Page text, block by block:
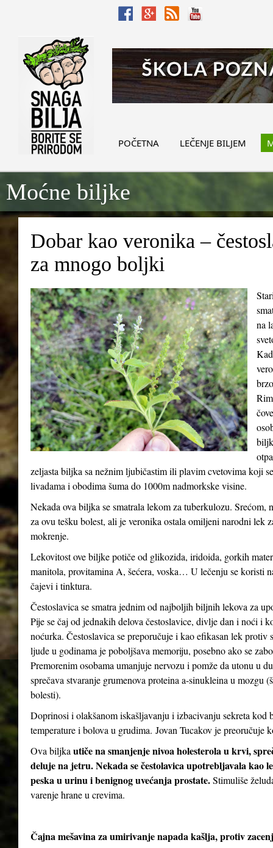
POČETNA LEČENJE BILJEM
Moćne biljke
Dobar kao veronika –
za mnogo boljki
na
zeljasta biljka sa nežnim ljubičastim ili plavim cvetovima koji
livadama i obodima šuma do 1000m nadmorkske visine.
Nekada ova biljka se smatrala lekom za tuberkulozu.
za ovu tešku bolest, ali je veronika ostala omiljeni narodni lek
mokrenje.
Lekovitost ove biljke potiče od glikozida, iridoida, gorkih
manitola, provitamina A, šećera, voska… U lečenju se koristi
čajevi i tinktura.
Čestoslavica se smatra jednim od najboljih biljnih lekova za
Pije se čaj od jednakih delova čestoslavice, divlje dan i noći i
noćurka. Čestoslavica se preporučuje i kao efikasan lek
ljude u godinama je poboljšava memoriju, posebno ako se
Premorenim osobama umanjuje nervozu i pomže da utonu u
sprečava stvaranje grumenova proteina a-sinukleina u mozgu
bolesti).
Doprinosi i olakšanom iskašljavanju i izbacivanju sekreta kod
temperature i bolova u grudima. Jovan Tucakov je preoručuje
Ova biljka utiče na smanjenje nivoa holesterola u krvi,
deluje na jetru. Nekada se čestolavica upotrebljavala kao
peska u urinu i benignog uvećanja prostate.Stimuliše
varenje hrane u crevima.
Čajna mešavina za umirivanje napada kašlja, protiv